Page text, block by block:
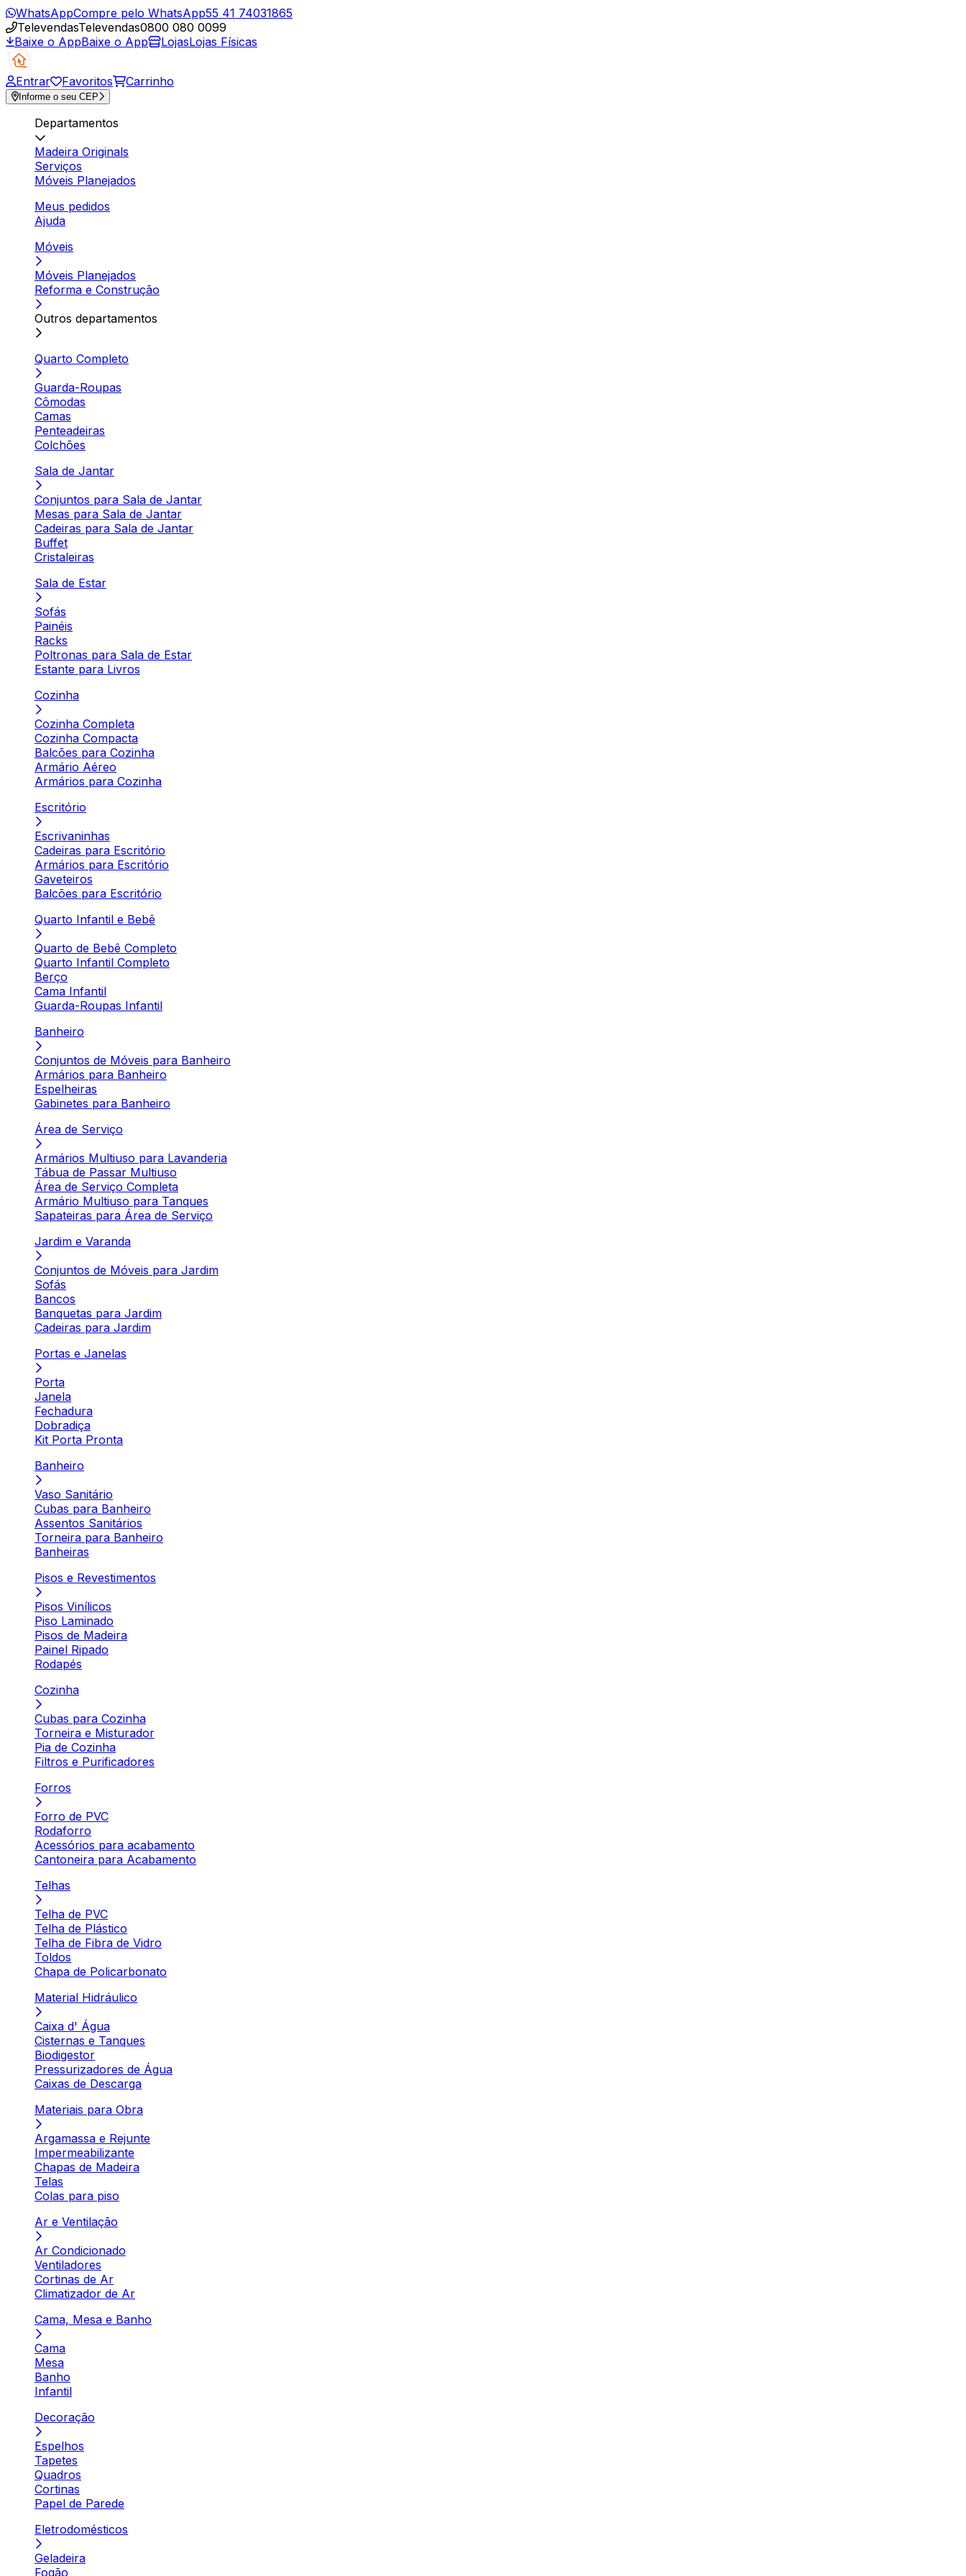
WhatsAppCompre pelo WhatsApp55 41 74031865
TelevendasTelevendas0800 080 0099
Baixe o AppBaixe o App LojasLojas Físicas
Entrar Favoritos Carrinho
Informe o seu CEP
Departamentos
Madeira Originals
Serviços
Móveis Planejados
Meus pedidos
Ajuda
Móveis
Móveis Planejados
Reforma e Construção
Outros departamentos
Quarto Completo
Guarda-Roupas
Cômodas
Camas
Penteadeiras
Colchões
Sala de Jantar
Conjuntos para Sala de Jantar
Mesas para Sala de Jantar
Cadeiras para Sala de Jantar
Buffet
Cristaleiras
Sala de Estar
Sofás
Painéis
Racks
Poltronas para Sala de Estar
Estante para Livros
Cozinha
Cozinha Completa
Cozinha Compacta
Balcões para Cozinha
Armário Aéreo
Armários para Cozinha
Escritório
Escrivaninhas
Cadeiras para Escritório
Armários para Escritório
Gaveteiros
Balcões para Escritório
Quarto Infantil e Bebê
Quarto de Bebê Completo
Quarto Infantil Completo
Berço
Cama Infantil
Guarda-Roupas Infantil
Banheiro
Conjuntos de Móveis para Banheiro
Armários para Banheiro
Espelheiras
Gabinetes para Banheiro
Área de Serviço
Armários Multiuso para Lavanderia
Tábua de Passar Multiuso
Área de Serviço Completa
Armário Multiuso para Tanques
Sapateiras para Área de Serviço
Jardim e Varanda
Conjuntos de Móveis para Jardim
Sofás
Bancos
Banquetas para Jardim
Cadeiras para Jardim
Portas e Janelas
Porta
Janela
Fechadura
Dobradiça
Kit Porta Pronta
Banheiro
Vaso Sanitário
Cubas para Banheiro
Assentos Sanitários
Torneira para Banheiro
Banheiras
Pisos e Revestimentos
Pisos Vinílicos
Piso Laminado
Pisos de Madeira
Painel Ripado
Rodapés
Cozinha
Cubas para Cozinha
Torneira e Misturador
Pia de Cozinha
Filtros e Purificadores
Forros
Forro de PVC
Rodaforro
Acessórios para acabamento
Cantoneira para Acabamento
Telhas
Telha de PVC
Telha de Plástico
Telha de Fibra de Vidro
Toldos
Chapa de Policarbonato
Material Hidráulico
Caixa d' Água
Cisternas e Tanques
Biodigestor
Pressurizadores de Água
Caixas de Descarga
Materiais para Obra
Argamassa e Rejunte
Impermeabilizante
Chapas de Madeira
Telas
Colas para piso
Ar e Ventilação
Ar Condicionado
Ventiladores
Cortinas de Ar
Climatizador de Ar
Cama, Mesa e Banho
Cama
Mesa
Banho
Infantil
Decoração
Espelhos
Tapetes
Quadros
Cortinas
Papel de Parede
Eletrodomésticos
Geladeira
Fogão